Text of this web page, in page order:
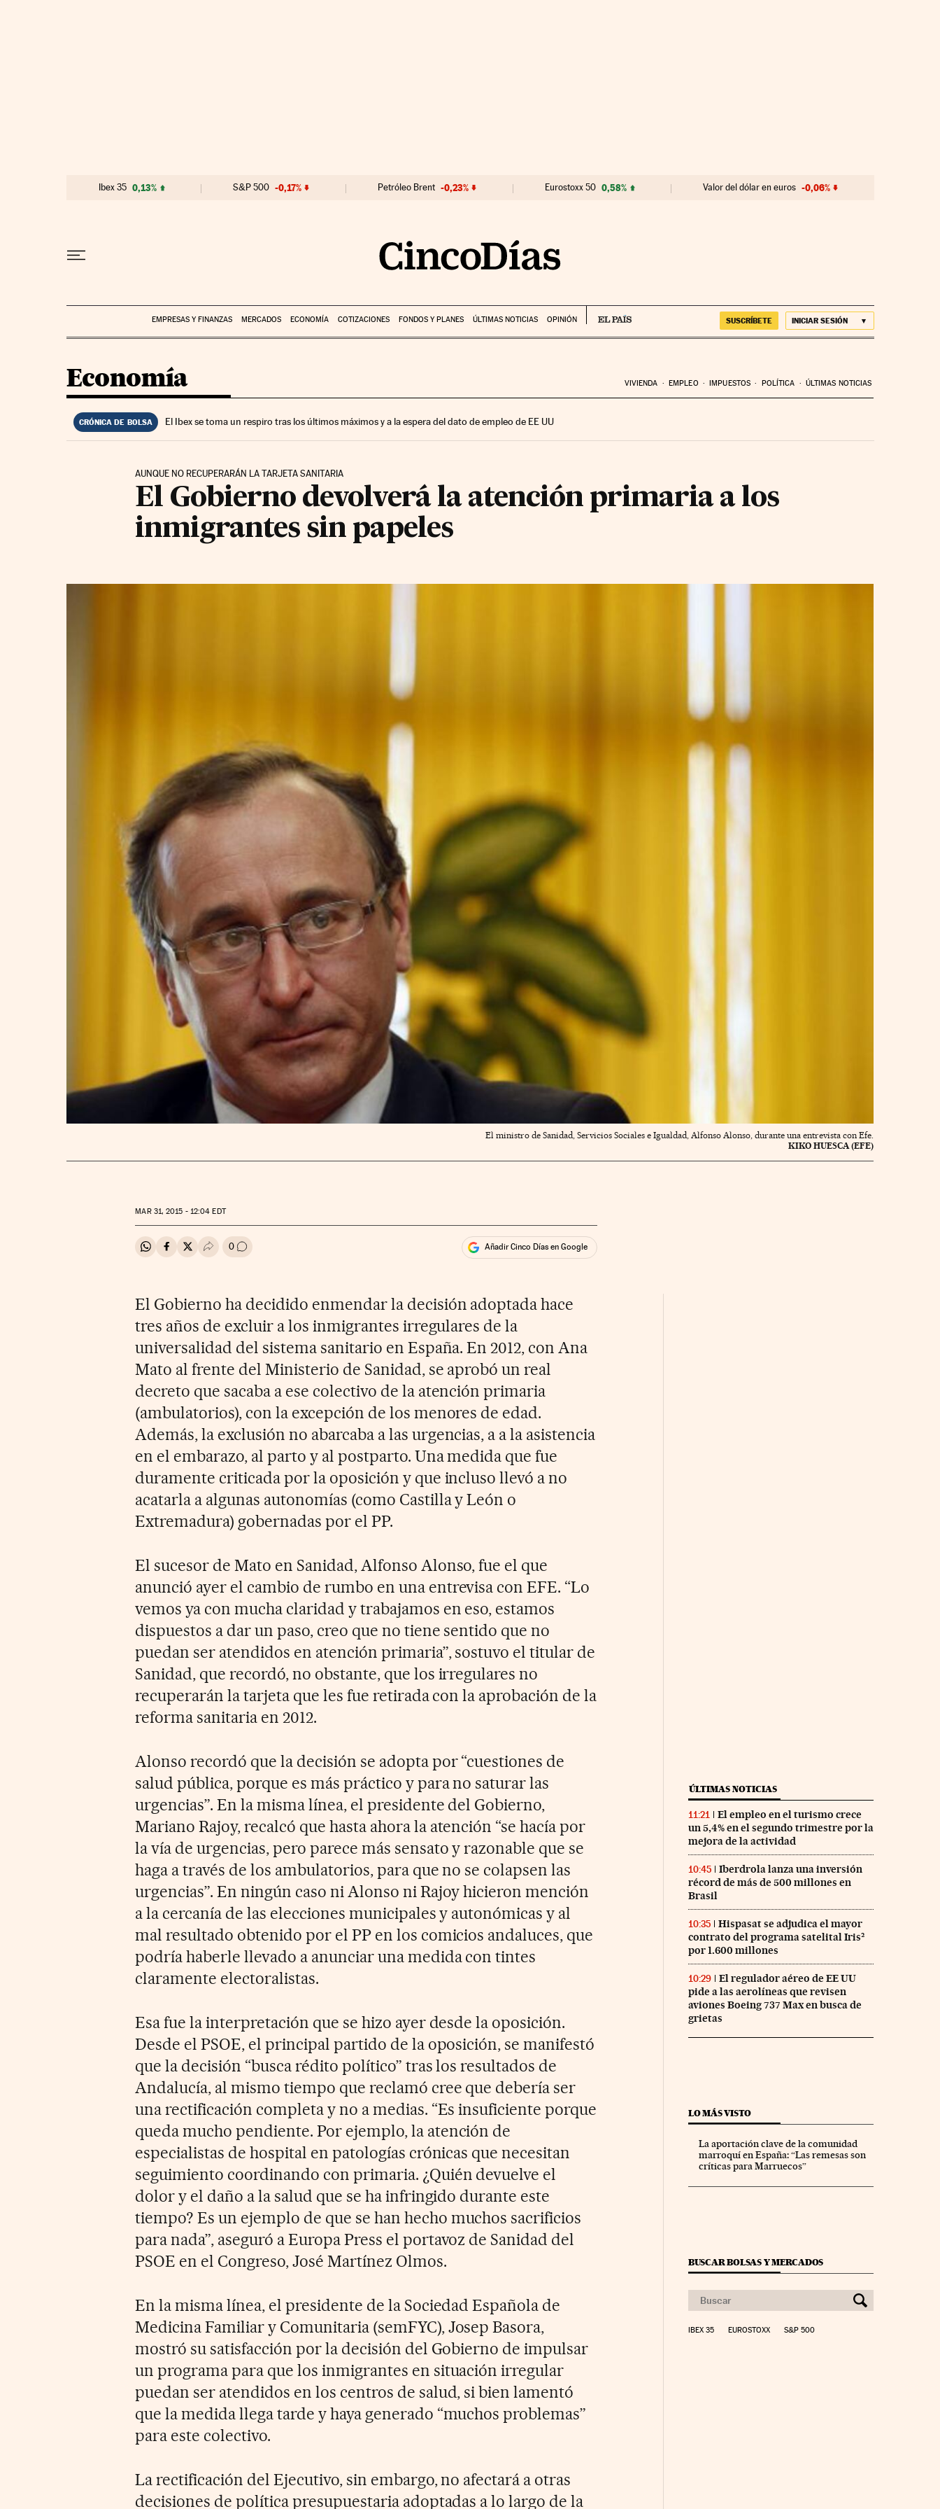
Ibex 35 0,13% S&P 500 -0,17% Petróleo Brent -0,23% Eurostoxx 50 0,58% Valor del dólar en euros -0,06%
EMPRESAS Y FINANZAS MERCADOS ECONOMÍA COTIZACIONES FONDOS Y PLANES ÚLTIMAS NOTICIAS OPINIÓN SUSCRÍBETE INICIAR SESIÓN
Economía VIVIENDA EMPLEO IMPUESTOS POLÍTICA ÚLTIMAS NOTICIAS
CRÓNICA DE BOLSA El Ibex se toma un respiro tras los últimos máximos y a la espera del dato de empleo de EE UU
AUNQUE NO RECUPERARÁN LA TARJETA SANITARIA
El Gobierno devolverá la atención primaria a los
inmigrantes sin papeles
El ministro de Sanidad, Servicios Sociales e Igualdad, Alfonso Alonso, durante una entrevista con Efe.
KIKO HUESCA (EFE)
MAR31, 2015 - 12:04 EDT
Compartir en Whatsapp
Compartir en Facebook
Compartir en Twitter
Desplegar Redes Sociales
0 Ir a los comentarios Añadir Cinco Días en Google
El Gobierno ha decidido enmendar la decisión adoptada hace
tres años de excluir a los inmigrantes irregulares de la
universalidad del sistema sanitario en España. En 2012, con Ana
Mato al frente del Ministerio de Sanidad, se aprobó un real
decreto que sacaba a ese colectivo de la atención primaria
(ambulatorios), con la excepción de los menores de edad.
Además, la exclusión no abarcaba a las urgencias, a a la asistencia
en el embarazo, al parto y al postparto. Una medida que fue
duramente criticada por la oposición y que incluso llevó a no
acatarla a algunas autonomías (como Castilla y León o
Extremadura) gobernadas por el PP.
El sucesor de Mato en Sanidad, Alfonso Alonso, fue el que
anunció ayer el cambio de rumbo en una entrevisa con EFE. “Lo
vemos ya con mucha claridad y trabajamos en eso, estamos
dispuestos a dar un paso, creo que no tiene sentido que no
puedan ser atendidos en atención primaria”, sostuvo el titular de
Sanidad, que recordó, no obstante, que los irregulares no
recuperarán la tarjeta que les fue retirada con la aprobación de la
reforma sanitaria en 2012.
Alonso recordó que la decisión se adopta por “cuestiones de
salud pública, porque es más práctico y para no saturar las
urgencias”. En la misma línea, el presidente del Gobierno,
Mariano Rajoy, recalcó que hasta ahora la atención “se hacía por
la vía de urgencias, pero parece más sensato y razonable que se
haga a través de los ambulatorios, para que no se colapsen las
urgencias”. En ningún caso ni Alonso ni Rajoy hicieron mención
a la cercanía de las elecciones municipales y autonómicas y al
mal resultado obtenido por el PP en los comicios andaluces, que
podría haberle llevado a anunciar una medida con tintes
claramente electoralistas.
Esa fue la interpretación que se hizo ayer desde la oposición.
Desde el PSOE, el principal partido de la oposición, se manifestó
que la decisión “busca rédito político” tras los resultados de
Andalucía, al mismo tiempo que reclamó cree que debería ser
una rectificación completa y no a medias. “Es insuficiente porque
queda mucho pendiente. Por ejemplo, la atención de
especialistas de hospital en patologías crónicas que necesitan
seguimiento coordinando con primaria. ¿Quién devuelve el
dolor y el daño a la salud que se ha infringido durante este
tiempo? Es un ejemplo de que se han hecho muchos sacrificios
para nada”, aseguró a Europa Press el portavoz de Sanidad del
PSOE en el Congreso, José Martínez Olmos.
En la misma línea, el presidente de la Sociedad Española de
Medicina Familiar y Comunitaria (semFYC), Josep Basora,
mostró su satisfacción por la decisión del Gobierno de impulsar
un programa para que los inmigrantes en situación irregular
puedan ser atendidos en los centros de salud, si bien lamentó
que la medida llega tarde y haya generado “muchos problemas”
para este colectivo.
La rectificación del Ejecutivo, sin embargo, no afectará a otras
decisiones de política presupuestaria adoptadas a lo largo de la
ÚLTIMAS NOTICIAS
11:21
El empleo en el turismo crece
un 5,4% en el segundo trimestre por la
mejora de la actividad
10:45
Iberdrola lanza una inversión
récord de más de 500 millones en
Brasil
10:35
Hispasat se adjudica el mayor
contrato del programa satelital Iris²
por 1.600 millones
10:29
El regulador aéreo de EE UU
pide a las aerolíneas que revisen
aviones Boeing 737 Max en busca de
grietas
LO MÁS VISTO
La aportación clave de la comunidad
marroquí en España: “Las remesas son
críticas para Marruecos”
BUSCAR BOLSAS Y MERCADOS
IBEX 35 EUROSTOXX S&P 500